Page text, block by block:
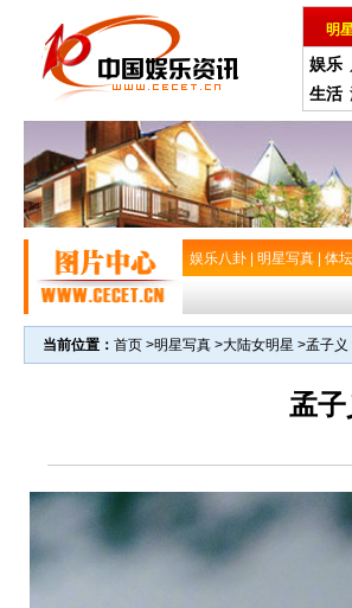
明
娱乐
生活
娱乐八卦 明星写真 体
当前位置： 首页 >明星写真 >大陆女明星 >孟子义
孟